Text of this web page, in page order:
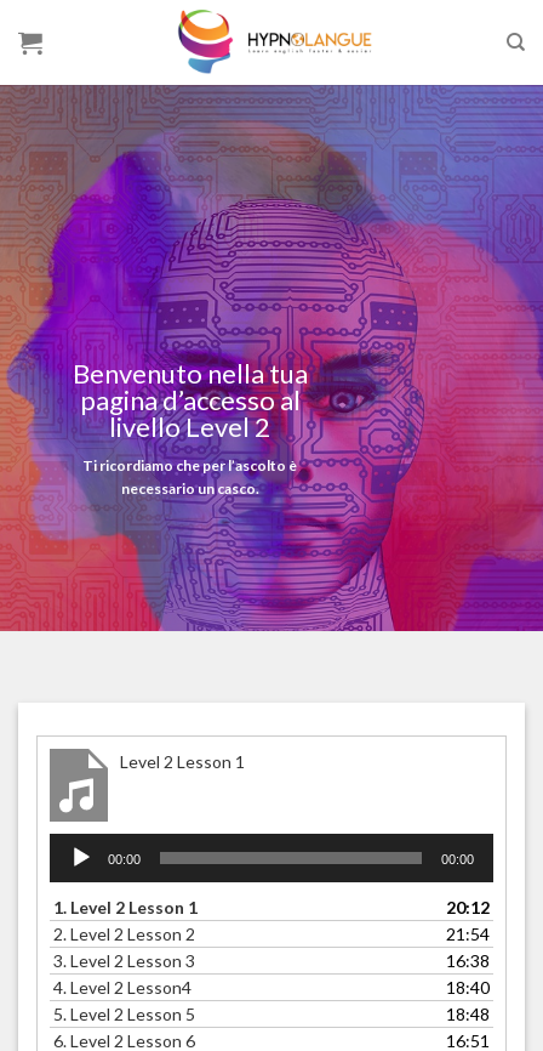
Benvenuto nella tua
pagina d’accesso al
livello Level 2
Ti ricordiamo che per l’ascolto è
necessario un casco.
Level 2 Lesson 1
Lecteur
audio
00:00 00:00
1. Level 2 Lesson 1
20:12
2.Level 2 Lesson 2
21:54
3.Level 2 Lesson 3
16:38
4.Level 2 Lesson4
18:40
5.Level 2 Lesson 5
18:48
6.Level 2 Lesson 6
16:51